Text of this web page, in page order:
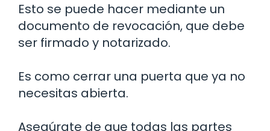
Esto se puede hacer mediante un
documento de revocación, que debe
ser firmado y notarizado.
Es como cerrar una puerta que ya no
necesitas abierta.
Asegúrate de que todas las partes